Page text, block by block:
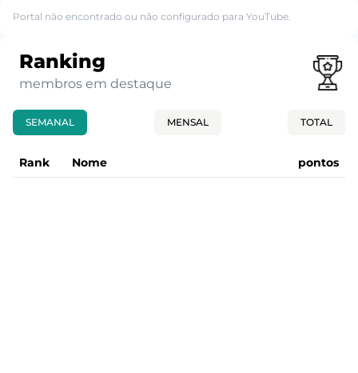
Portal não encontrado ou não configurado para YouTube.
Ranking
membros em destaque
SEMANAL MENSAL TOTAL
Rank Nome pontos